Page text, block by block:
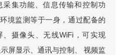
集功能、信息传输和控制功
境监测等于一身，通过配备的
、摄像头、无线WiFi，可实现
屏显示、通讯与控制、 视频监